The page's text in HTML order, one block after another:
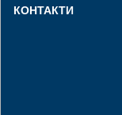
КОНТАКТИ